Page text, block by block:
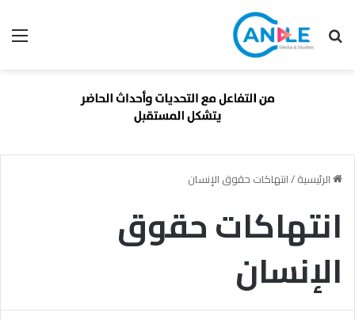
بحث عن
الرئيسية/انتهاكات حقوق الإنسان
انتهاكات حقوق
الإنسان